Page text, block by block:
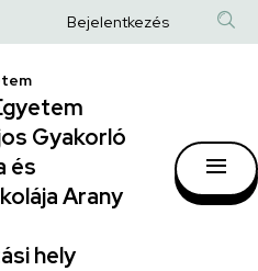
Anonim
fiók
menüje
Bejelentkezés
Gyakorló
és
Arany
hely